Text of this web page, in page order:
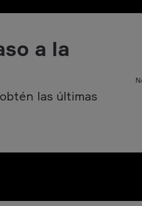
a la
las últimas